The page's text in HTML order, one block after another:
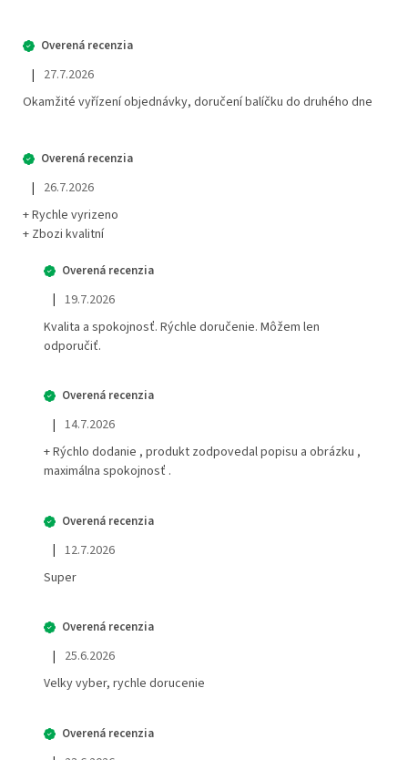
Hodnotenie obchodu je 5 z 5 hviezdičiek.
| 27.7.2026
Okamžité vyřízení objednávky, doručení balíčku do druhého dne
Hodnotenie obchodu je 5 z 5 hviezdičiek.
| 26.7.2026
+ Rychle vyrizeno
+ Zbozi kvalitní
Hodnotenie obchodu je 5 z 5 hviezdičiek.
| 19.7.2026
Kvalita a spokojnosť. Rýchle doručenie. Môžem len
odporučiť.
Hodnotenie obchodu je 5 z 5 hviezdičiek.
| 14.7.2026
+ Rýchlo dodanie , produkt zodpovedal popisu a obrázku ,
maximálna spokojnosť .
Hodnotenie obchodu je 5 z 5 hviezdičiek.
| 12.7.2026
Super
Hodnotenie obchodu je 5 z 5 hviezdičiek.
| 25.6.2026
Velky vyber, rychle dorucenie